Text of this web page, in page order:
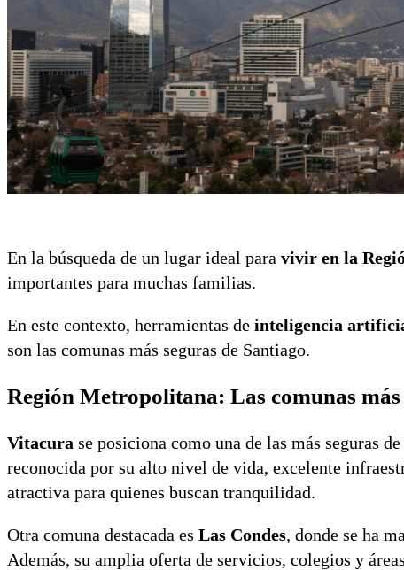
En la búsqueda de un lugar ideal para vivir en la
importantes para muchas familias.
En este contexto, herramientas de inteligencia
son las comunas más seguras de Santiago.
Región Metropolitana: Las comunas más
Vitacura se posiciona como una de las más seguras
reconocida por su alto nivel de vida, excelente
atractiva para quienes buscan tranquilidad.
Otra comuna destacada es Las Condes, donde se ha
Además, su amplia oferta de servicios, colegios y